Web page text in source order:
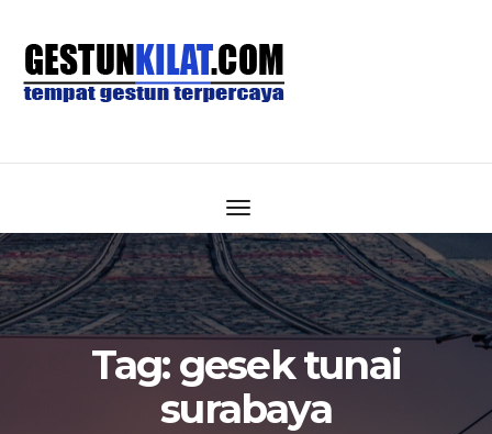
Tag: gesek tunai
surabaya